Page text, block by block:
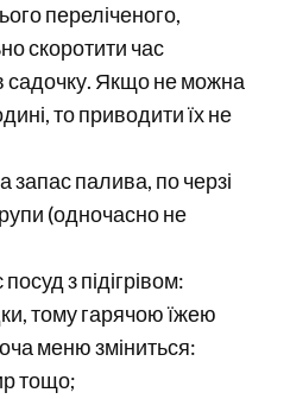
переліченого,
скоротити час
садочку. Якщо не можна
то приводити їх не
запас палива, по черзі
(одночасно не
з підігрівом:
тому гарячою їжею
меню зміниться:
тощо;